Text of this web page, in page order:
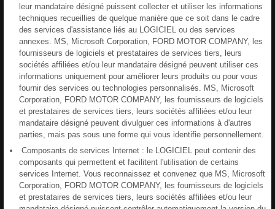
leur mandataire désigné puissent collecter et utiliser les informations
techniques recueillies de quelque manière que ce soit dans le cadre
des services d'assistance liés au LOGICIEL ou des services
annexes. MS, Microsoft Corporation, FORD MOTOR COMPANY, les
fournisseurs de logiciels et prestataires de services tiers, leurs
sociétés affiliées et/ou leur mandataire désigné peuvent utiliser ces
informations uniquement pour améliorer leurs produits ou pour vous
fournir des services ou technologies personnalisés. MS, Microsoft
Corporation, FORD MOTOR COMPANY, les fournisseurs de logiciels
et prestataires de services tiers, leurs sociétés affiliées et/ou leur
mandataire désigné peuvent divulguer ces informations à d'autres
parties, mais pas sous une forme qui vous identifie personnellement.
Composants de services Internet : le LOGICIEL peut contenir des
composants qui permettent et facilitent l'utilisation de certains
services Internet. Vous reconnaissez et convenez que MS, Microsoft
Corporation, FORD MOTOR COMPANY, les fournisseurs de logiciels
et prestataires de services tiers, leurs sociétés affiliées et/ou leur